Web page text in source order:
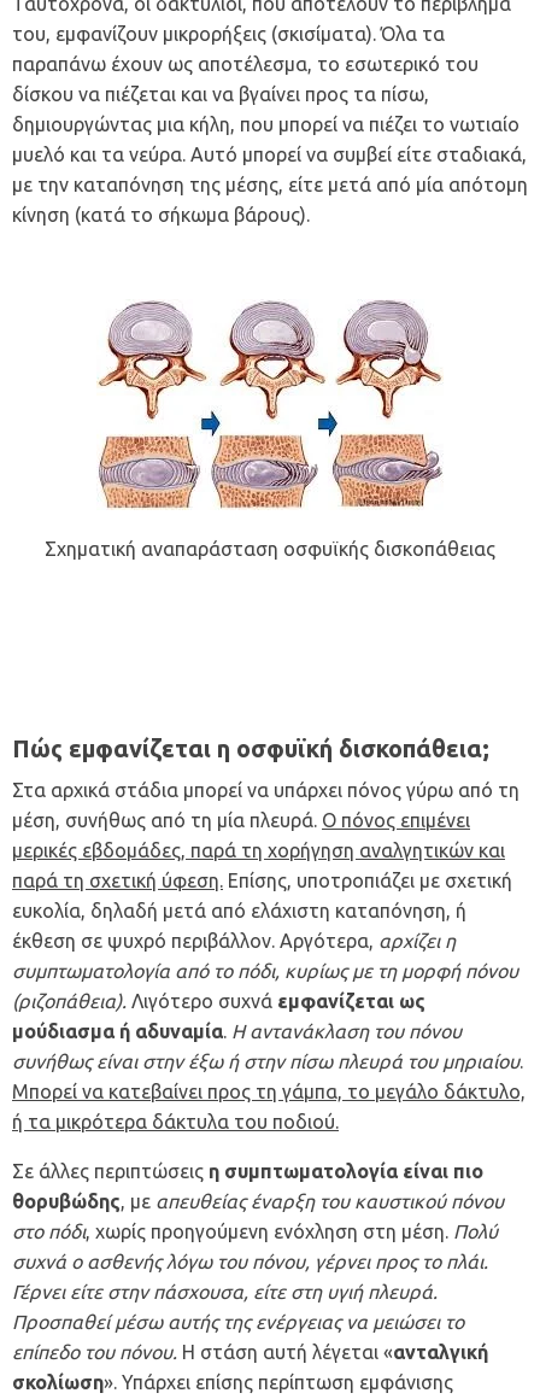
του, εμφανίζουν μικρορήξεις (σκισίματα). Όλα τα
παραπάνω έχουν ως αποτέλεσμα, το εσωτερικό του
δίσκου να πιέζεται και να βγαίνει προς τα πίσω,
δημιουργώντας μια κήλη, που μπορεί να πιέζει το νωτιαίο
μυελό και τα νεύρα. Αυτό μπορεί να συμβεί είτε σταδιακά,
με την καταπόνηση της μέσης, είτε μετά από μία απότομη
κίνηση (κατά το σήκωμα βάρους).
Σχηματική αναπαράσταση οσφυϊκής δισκοπάθειας
Πώς εμφανίζεται η οσφυϊκή δισκοπάθεια;
Στα αρχικά στάδια μπορεί να υπάρχει πόνος γύρω από τη
μέση, συνήθως από τη μία πλευρά. Ο πόνος επιμένει
μερικές εβδομάδες, παρά τη χορήγηση αναλγητικών και
παρά τη σχετική ύφεση. Επίσης, υποτροπιάζει με σχετική
ευκολία, δηλαδή μετά από ελάχιστη καταπόνηση, ή
έκθεση σε ψυχρό περιβάλλον. Αργότερα, αρχίζει η
συμπτωματολογία από το πόδι, κυρίως με τη μορφή πόνου
(ριζοπάθεια). Λιγότερο συχνά εμφανίζεται ως
μούδιασμα ή αδυναμία. Η αντανάκλαση του πόνου
συνήθως είναι στην έξω ή στην πίσω πλευρά του μηριαίου.
Μπορεί να κατεβαίνει προς τη γάμπα, το μεγάλο δάκτυλο,
ή τα μικρότερα δάκτυλα του ποδιού.
Σε άλλες περιπτώσεις η συμπτωματολογία είναι πιο
θορυβώδης, με απευθείας έναρξη του καυστικού πόνου
στο πόδι, χωρίς προηγούμενη ενόχληση στη μέση. Πολύ
συχνά ο ασθενής λόγω του πόνου, γέρνει προς το πλάι.
Γέρνει είτε στην πάσχουσα, είτε στη υγιή πλευρά.
Προσπαθεί μέσω αυτής της ενέργειας να μειώσει το
επίπεδο του πόνου. Η στάση αυτή λέγεται «ανταλγική
σκολίωση». Υπάρχει επίσης περίπτωση εμφάνισης